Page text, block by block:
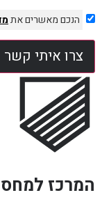
הנכם מאשרים את
צרו איתי קשר
המרכז